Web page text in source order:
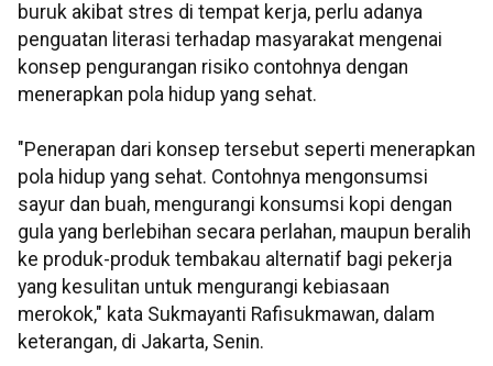
buruk akibat stres di tempat kerja, perlu adanya
penguatan literasi terhadap masyarakat mengenai
konsep pengurangan risiko contohnya dengan
menerapkan pola hidup yang sehat.
"Penerapan dari konsep tersebut seperti menerapkan
pola hidup yang sehat. Contohnya mengonsumsi
sayur dan buah, mengurangi konsumsi kopi dengan
gula yang berlebihan secara perlahan, maupun beralih
ke produk-produk tembakau alternatif bagi pekerja
yang kesulitan untuk mengurangi kebiasaan
merokok," kata Sukmayanti Rafisukmawan, dalam
keterangan, di Jakarta, Senin.